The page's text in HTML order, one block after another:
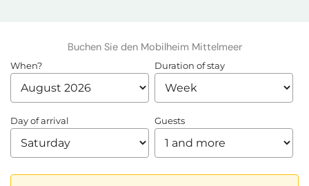
Buchen Sie den Mobilheim Mittelmeer